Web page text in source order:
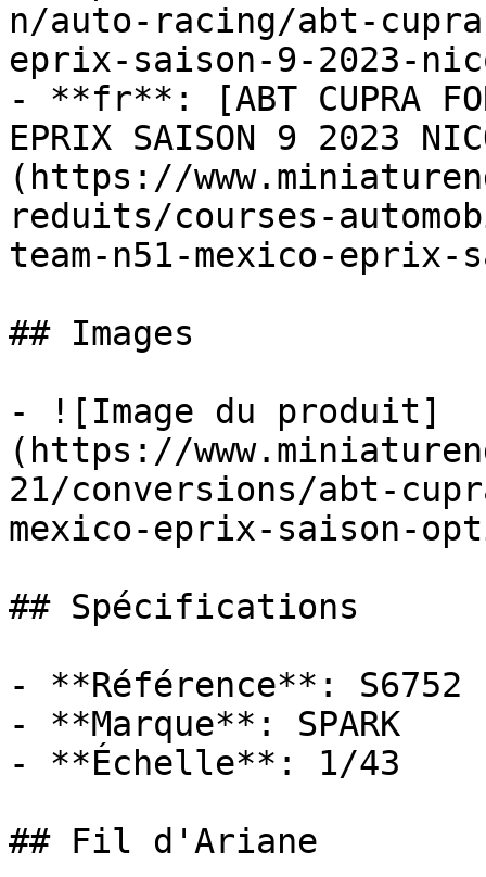
n/auto-racing/abt-
eprix-saison-9-2023-
- **fr**: [ABT CUPRA
EPRIX SAISON 9 2023
(https://
reduits/courses-
team-n51-mexico-
## Images
- ![Image du produit]
(https://
21/conversions/abt-
mexico-eprix-saison-
## Spécifications
- **Référence**: S6752
- **Marque**: SPARK
- **Échelle**: 1/43
## Fil d'Ariane